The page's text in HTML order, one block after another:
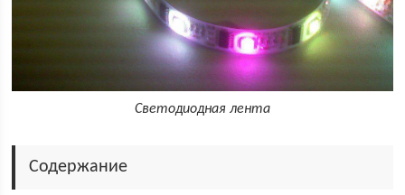
Светодиодная лента
Содержание